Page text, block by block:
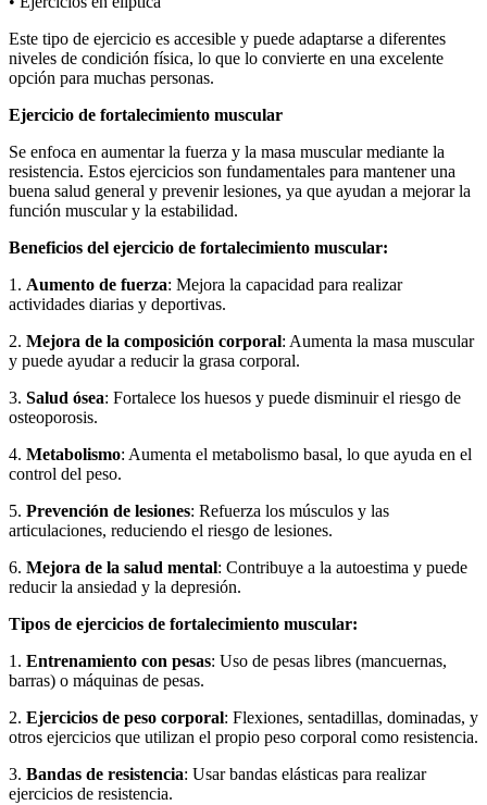
Este tipo de ejercicio es accesible y puede adaptarse a diferentes
niveles de condición física, lo que lo convierte en una excelente
opción para muchas personas.
Ejercicio de fortalecimiento muscular
Se enfoca en aumentar la fuerza y la masa muscular mediante la
resistencia. Estos ejercicios son fundamentales para mantener una
buena salud general y prevenir lesiones, ya que ayudan a mejorar la
función muscular y la estabilidad.
Beneficios del ejercicio de fortalecimiento muscular:
1. Aumento de fuerza: Mejora la capacidad para realizar
actividades diarias y deportivas.
2. Mejora de la composición corporal: Aumenta la masa muscular
y puede ayudar a reducir la grasa corporal.
3. Salud ósea: Fortalece los huesos y puede disminuir el riesgo de
osteoporosis.
4. Metabolismo: Aumenta el metabolismo basal, lo que ayuda en el
control del peso.
5. Prevención de lesiones: Refuerza los músculos y las
articulaciones, reduciendo el riesgo de lesiones.
6. Mejora de la salud mental: Contribuye a la autoestima y puede
reducir la ansiedad y la depresión.
Tipos de ejercicios de fortalecimiento muscular:
1. Entrenamiento con pesas: Uso de pesas libres (mancuernas,
barras) o máquinas de pesas.
2. Ejercicios de peso corporal: Flexiones, sentadillas, dominadas, y
otros ejercicios que utilizan el propio peso corporal como resistencia.
3. Bandas de resistencia: Usar bandas elásticas para realizar
ejercicios de resistencia.